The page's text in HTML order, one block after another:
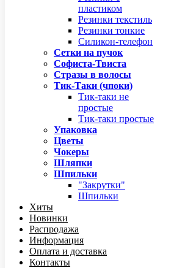
пластиком
Резинки текстиль
Резинки тонкие
Силикон-телефон
Сетки на пучок
Софиста-Твиста
Стразы в волосы
Тик-Таки (чпоки)
Тик-таки не
простые
Тик-таки простые
Упаковка
Цветы
Чокеры
Шляпки
Шпильки
"Закрутки"
Шпильки
Хиты
Новинки
Распродажа
Информация
Оплата и доставка
Контакты